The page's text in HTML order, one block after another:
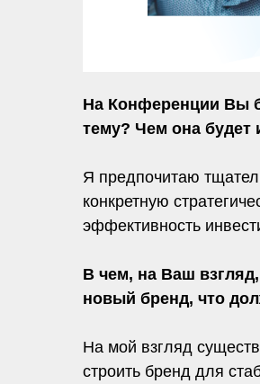
На Конференции Вы
тему? Чем она будет
Я предпочитаю
конкретную
эффективность
В чем, на Ваш
новый бренд, что
На мой взгляд
строить бренд для